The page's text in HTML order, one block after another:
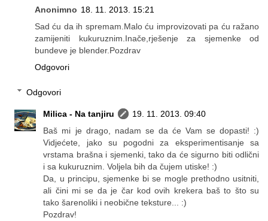
Anonimno 18. 11. 2013. 15:21
Sad ću da ih spremam.Malo ću improvizovati pa ću ražano
zamijeniti kukuruznim.Inače,rješenje za sjemenke od
bundeve je blender.Pozdrav
Odgovori
Odgovori
Milica - Na tanjiru
19. 11. 2013. 09:40
Baš mi je drago, nadam se da će Vam se dopasti! :)
Vidjećete, jako su pogodni za eksperimentisanje sa
vrstama brašna i sjemenki, tako da će sigurno biti odlični
i sa kukuruznim. Voljela bih da čujem utiske! :)
Da, u principu, sjemenke bi se mogle prethodno usitniti,
ali čini mi se da je čar kod ovih krekera baš to što su
tako šarenoliki i neobične teksture... :)
Pozdrav!